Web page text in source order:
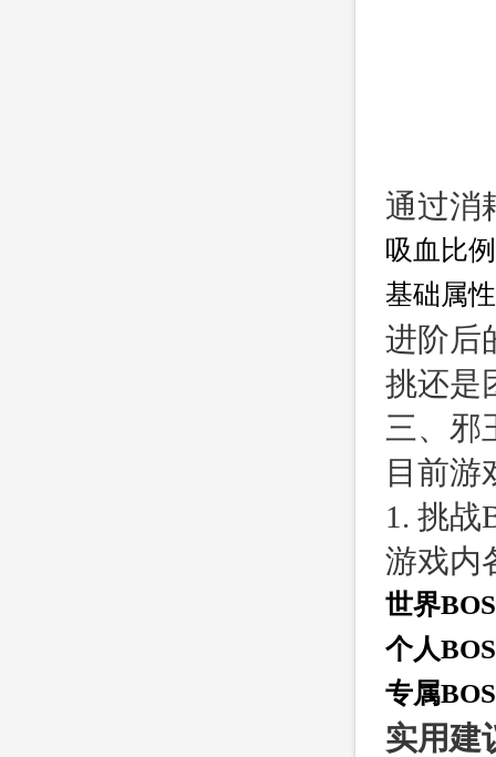
通过消
吸血比例
基础属
进阶后
挑还是
三、邪
目前游
1. 挑战
游戏内
世界
个人
专属
实用建